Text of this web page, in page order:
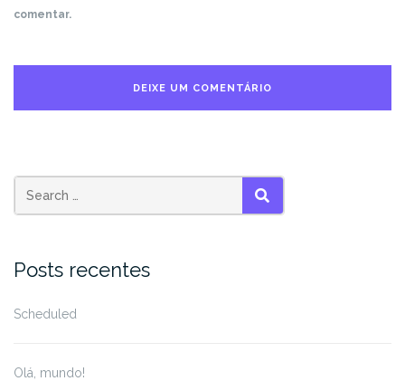
comentar.
Search
for:
SEARCH
Posts recentes
Scheduled
Olá, mundo!